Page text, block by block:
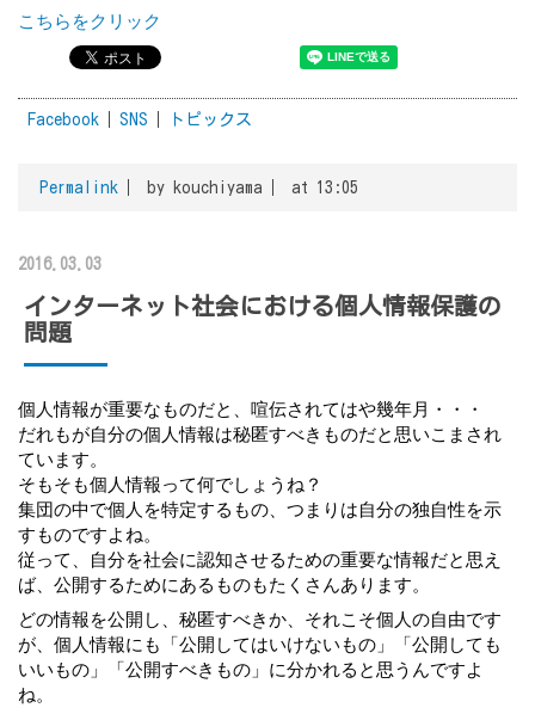
こちらをクリック
Facebook SNS トピックス
Permalink by kouchiyama at 13:05
2016.03.03
インターネット社会における個人情報保護の
問題
個人情報が重要なものだと、喧伝されてはや幾年月・・・
だれもが自分の個人情報は秘匿すべきものだと思いこまされ
ています。
そもそも個人情報って何でしょうね？
集団の中で個人を特定するもの、つまりは自分の独自性を示
すものですよね。
従って、自分を社会に認知させるための重要な情報だと思え
ば、公開するためにあるものもたくさんあります。
どの情報を公開し、秘匿すべきか、それこそ個人の自由です
が、個人情報にも「公開してはいけないもの」「公開しても
いいもの」「公開すべきもの」に分かれると思うんですよ
ね。